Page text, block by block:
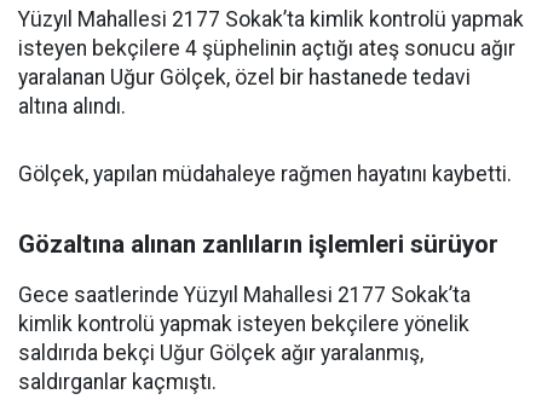
Yüzyıl Mahallesi 2177 Sokak’ta kimlik kontrolü yapmak
isteyen bekçilere 4 şüphelinin açtığı ateş sonucu ağır
yaralanan Uğur Gölçek, özel bir hastanede tedavi
altına alındı.
Gölçek, yapılan müdahaleye rağmen hayatını kaybetti.
Gözaltına alınan zanlıların işlemleri sürüyor
Gece saatlerinde Yüzyıl Mahallesi 2177 Sokak’ta
kimlik kontrolü yapmak isteyen bekçilere yönelik
saldırıda bekçi Uğur Gölçek ağır yaralanmış,
saldırganlar kaçmıştı.